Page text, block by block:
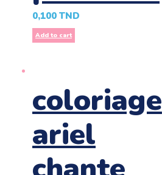
0,100 TND
Add to cart
coloriage
ariel